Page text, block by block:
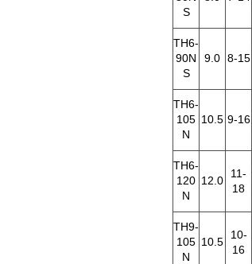
S
TH6-
90N
S
9.0 8-15
TH6-
105
N
10.5 9-16
TH6-
120
N
12.0
11-
18
TH9-
105
N
10.5
10-
16